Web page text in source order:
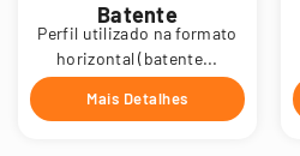
Batente
Perfil utilizado na formato
horizontal (batente...
Mais Detalhes